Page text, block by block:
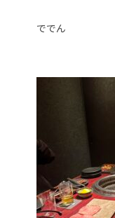
ででん